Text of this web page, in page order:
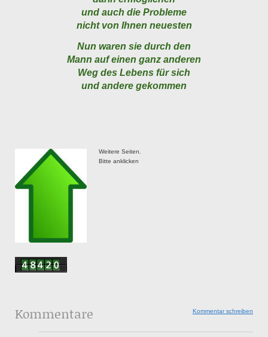
und auch die Probleme
nicht von Ihnen neuesten
Nun waren sie durch den
Mann auf einen ganz anderen
Weg des Lebens für sich
und andere gekommen
Weitere Seiten.
Bitte anklicken
Kommentar schreiben
Kommentare